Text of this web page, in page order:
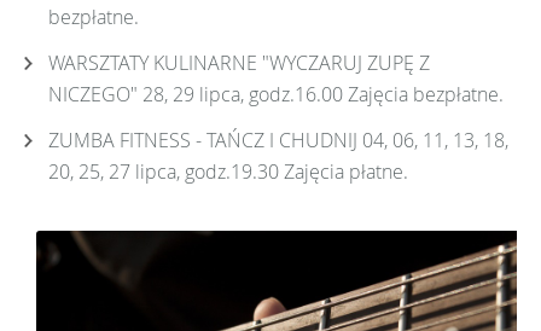
bezpłatne.
WARSZTATY KULINARNE "WYCZARUJ ZUPĘ Z
NICZEGO" 28, 29 lipca, godz.16.00 Zajęcia bezpłatne.
ZUMBA FITNESS - TAŃCZ I CHUDNIJ 04, 06, 11, 13, 18,
20, 25, 27 lipca, godz.19.30 Zajęcia płatne.